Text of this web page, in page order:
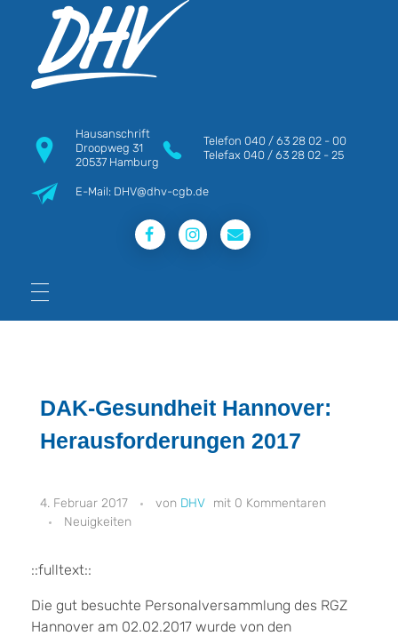
Hausanschrift
Droopweg 31
20537 Hamburg
Telefon 040 / 63 28 02 - 00
Telefax 040 / 63 28 02 - 25
E-Mail: DHV@dhv-cgb.de
DAK-Gesundheit Hannover:
Herausforderungen 2017
4. Februar 2017 DHV
0 Kommentaren
Neuigkeiten
::fulltext::
Die gut besuchte Personalversammlung des RGZ
Hannover am 02.02.2017 wurde von den